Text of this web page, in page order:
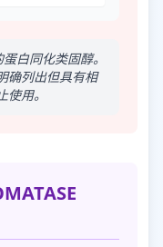
白同化类固醇。
确列出但具有相
用。